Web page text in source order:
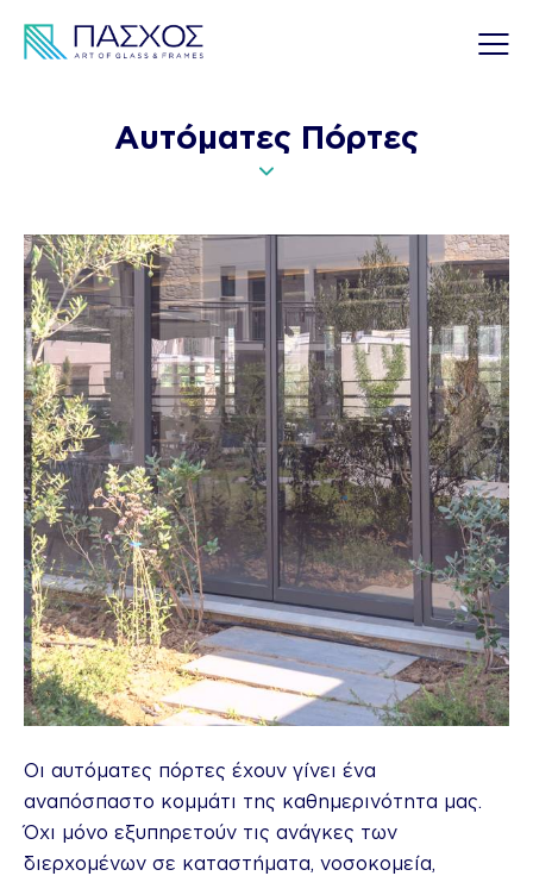
Αυτόματες Πόρτες
Οι αυτόματες πόρτες έχουν γίνει ένα
αναπόσπαστο κομμάτι της καθημερινότητα μας.
Όχι μόνο εξυπηρετούν τις ανάγκες των
διερχομένων σε καταστήματα, νοσοκομεία,